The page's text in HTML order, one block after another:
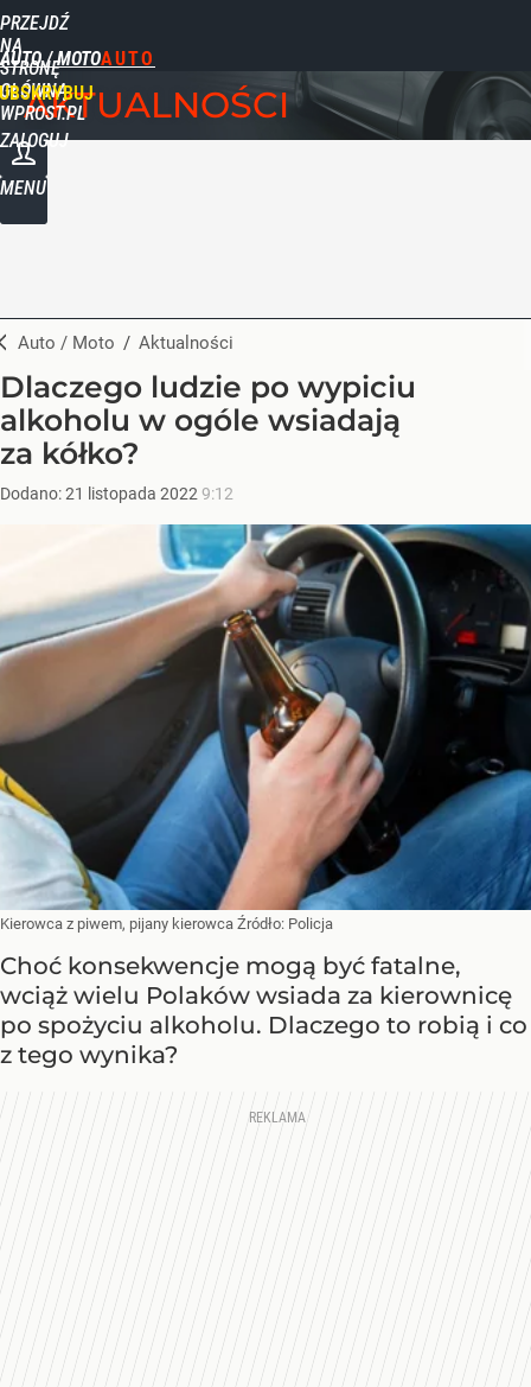
PRZEJDŹ
NA
STRONĘ
GŁÓWNĄ
WPROST.PL
AUTO / MOTO
ZALOGUJ
MENU
AKTUALNOŚCI
Auto / Moto / Aktualności
Dlaczego ludzie po wypiciu
alkoholu w ogóle wsiadają
za kółko?
Dodano:21 listopada 2022 9:12
Kierowca z piwem, pijany kierowca Źródło: Policja
Choć konsekwencje mogą być fatalne,
wciąż wielu Polaków wsiada za kierownicę
po spożyciu alkoholu. Dlaczego to robią i co
z tego wynika?